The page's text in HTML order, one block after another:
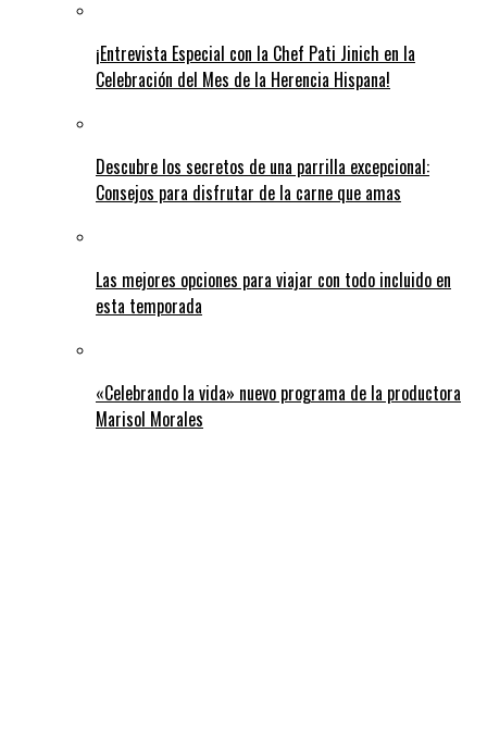
¡Entrevista Especial con la Chef Pati Jinich en la
Celebración del Mes de la Herencia Hispana!
Descubre los secretos de una parrilla excepcional:
Consejos para disfrutar de la carne que amas
Las mejores opciones para viajar con todo incluido en
esta temporada
«Celebrando la vida» nuevo programa de la productora
Marisol Morales